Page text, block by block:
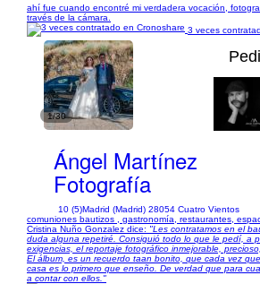
ahí fue cuando encontré mi verdadera vocación,
través de la cámara.
3 veces
1/30
Ángel Martínez
Fotografía
10 (5)Madrid (Madrid) 28054 Cuatro Vientos
comuniones bautizos , gastronomía, restaurantes,
Cristina Nuño Gonzalez dice: "Les contratamos en el
duda alguna repetiré. Consiguió todo lo que le pedí, a
exigencias, el reportaje fotográfico inmejorable,
El álbum, es un recuerdo taan bonito, que cada vez
casa es lo primero que enseño. De verdad que para
a contar con ellos."